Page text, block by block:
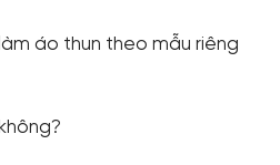
áo thun theo mẫu riêng